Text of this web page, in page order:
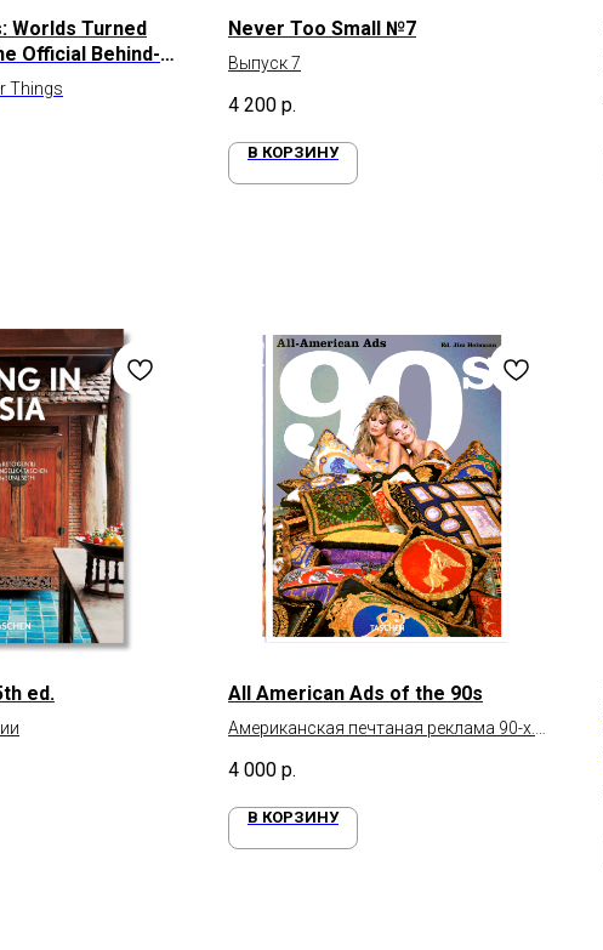
Worlds Turned
Official Behind-
Things
Never Too Small №7
Выпуск 7
4 200 р.
В КОРЗИНУ
ed. All American Ads of the 90s
Американская печтаная реклама 90-х.
4 000 р.
В КОРЗИНУ